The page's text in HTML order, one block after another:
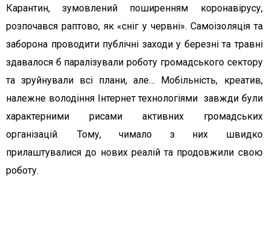
Карантин, зумовлений поширенням коронавірусу,
розпочався раптово, як «сніг у червні». Самоізоляція та
заборона проводити публічні заходи у березні та травні
здавалося б паралізували роботу громадського сектору
та зруйнували всі плани, але… Мобільність, креатив,
належне володіння Інтернет технологіями завжди були
характерними рисами активних громадських
організацій. Тому, чимало з них швидко
прилаштувалися до нових реалій та продовжили свою
роботу.